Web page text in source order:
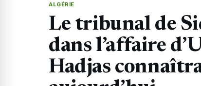
ALGÉRIE
Le tribunal de
dans l’affaire
Hadjas